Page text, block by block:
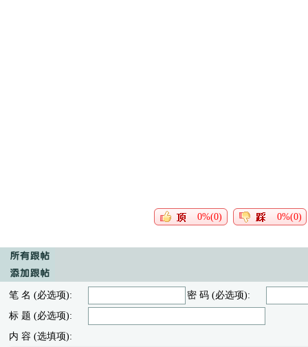
0%(0) 0%(0)
笔 名 (必选项):
密 码 (必选项):
标 题 (必选项):
内 容 (选填项):